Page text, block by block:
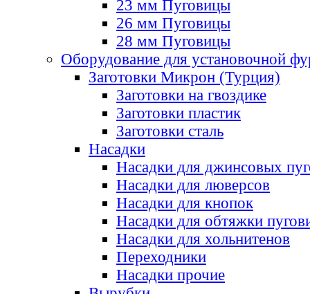
23 мм Пуговицы
26 мм Пуговицы
28 мм Пуговицы
Оборудование для установочной
Заготовки Микрон (Турция)
Заготовки на гвоздике
Заготовки пластик
Заготовки сталь
Насадки
Насадки для джинсовых
Насадки для люверсов
Насадки для кнопок
Насадки для обтяжки
Насадки для хольнитенов
Переходники
Насадки прочие